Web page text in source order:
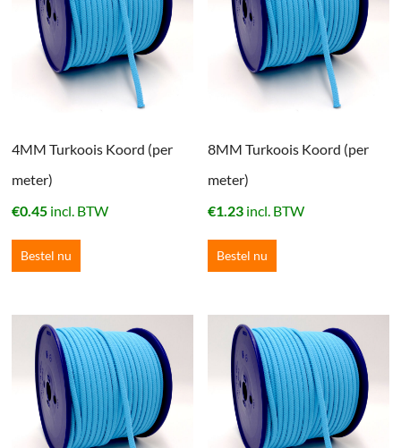
4MM Turkoois Koord (per
meter)
€0.45 incl. BTW
Bestel nu
8MM Turkoois Koord (per
meter)
€1.23 incl. BTW
Bestel nu